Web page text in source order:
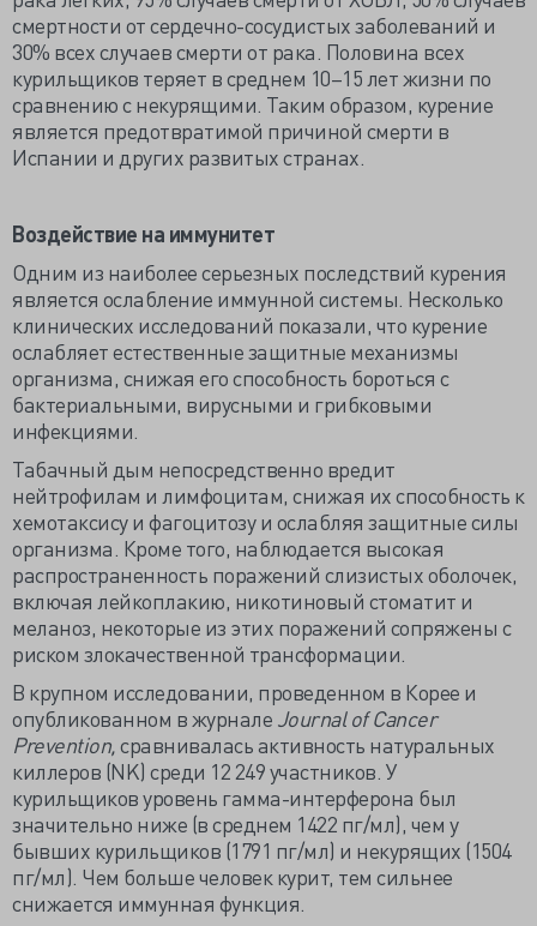
смертности от сердечно-сосудистых заболеваний и
30% всех случаев смерти от рака. Половина всех
курильщиков теряет в среднем 10–15 лет жизни по
сравнению с некурящими. Таким образом, курение
является предотвратимой причиной смерти в
Испании и других развитых странах.
Воздействие на иммунитет
Одним из наиболее серьезных последствий курения
является ослабление иммунной системы. Несколько
клинических исследований показали, что курение
ослабляет естественные защитные механизмы
организма, снижая его способность бороться с
бактериальными, вирусными и грибковыми
инфекциями.
Табачный дым непосредственно вредит
нейтрофилам и лимфоцитам, снижая их способность к
хемотаксису и фагоцитозу и ослабляя защитные силы
организма. Кроме того, наблюдается высокая
распространенность поражений слизистых оболочек,
включая лейкоплакию, никотиновый стоматит и
меланоз, некоторые из этих поражений сопряжены с
риском злокачественной трансформации.
В крупном исследовании, проведенном в Корее и
опубликованном в журнале Journal of Cancer
Prevention,сравнивалась активность натуральных
киллеров (NK) среди 12 249 участников. У
курильщиков уровень гамма-интерферона был
значительно ниже (в среднем 1422 пг/мл), чем у
бывших курильщиков (1791 пг/мл) и некурящих (1504
пг/мл). Чем больше человек курит, тем сильнее
снижается иммунная функция.